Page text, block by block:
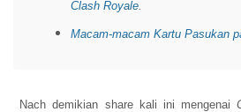
Clash Royale.
Macam-macam Kartu Pasukan
Nach demikian share kali ini mengenai